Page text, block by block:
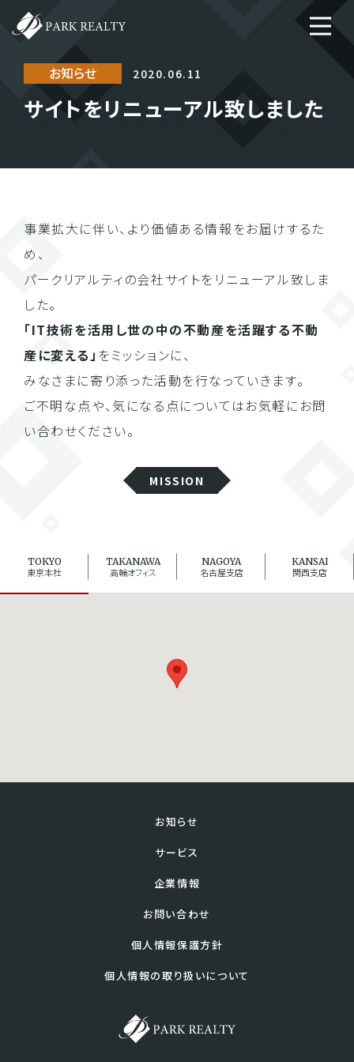
お知らせ 2020.06.11
サイトをリニューアル致しました
事業拡大に伴い、より価値ある情報をお届けするた
め、
パークリアルティの会社サイトをリニューアル致しま
した。
「IT技術を活用し世の中の不動産を活躍する不動
産に変える」 をミッションに、
みなさまに寄り添った活動を行なっていきます。
ご不明な点や、気になる点についてはお気軽にお問
い合わせください。
MISSION
TOKYO
東京本社
TAKANAWA
高輪オフィス
NAGOYA
名古屋支店
KANSAI
関西支店
お知らせ
サービス
企業情報
お問い合わせ
個人情報保護方針
個人情報の取り扱いについて